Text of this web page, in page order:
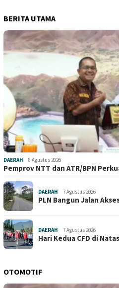
BERITA UTAMA
DAERAH 8 Agustus 2026
Pemprov NTT dan ATR/BPN
DAERAH 7 Agustus 2026
PLN Bangun Jalan
DAERAH 7 Agustus 2026
Hari Kedua CFD di
OTOMOTIF